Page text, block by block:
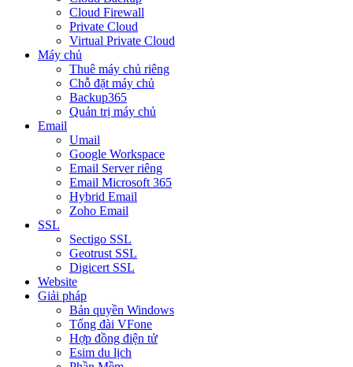
Cloud Firewall
Private Cloud
Virtual Private Cloud
Máy chủ
Thuê máy chủ riêng
Chỗ đặt máy chủ
Backup365
Quản trị máy chủ
Email
Umail
Google Workspace
Email Server riêng
Email Microsoft 365
Hybrid Email
Zoho Email
SSL
Sectigo SSL
Geotrust SSL
Digicert SSL
Website
Giải pháp
Bản quyền Windows
Tổng đài VFone
Hợp đồng điện tử
Esim du lịch